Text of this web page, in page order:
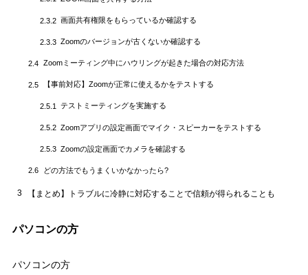
2.3.2 画面共有権限をもらっているか確認する
2.3.3 Zoomのバージョンが古くないか確認する
2.4 Zoomミーティング中にハウリングが起きた場合の対応方法
2.5 【事前対応】Zoomが正常に使えるかをテストする
2.5.1 テストミーティングを実施する
2.5.2 Zoomアプリの設定画面でマイク・スピーカーをテストする
2.5.3 Zoomの設定画面でカメラを確認する
2.6 どの方法でもうまくいかなかったら?
3 【まとめ】トラブルに冷静に対応することで信頼が得られることも
パソコンの方
パソコンの方